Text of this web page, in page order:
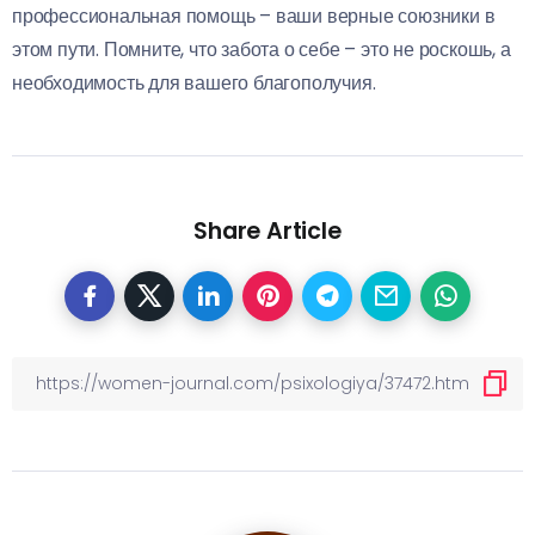
профессиональная помощь – ваши верные союзники в
этом пути. Помните, что забота о себе – это не роскошь, а
необходимость для вашего благополучия.
Share Article